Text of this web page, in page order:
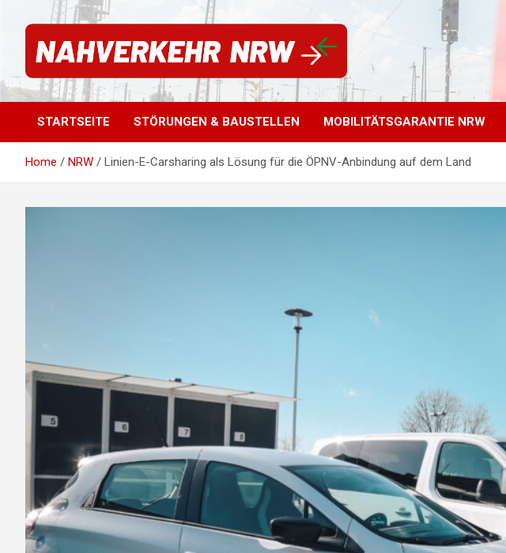
Nahverkehr NRW
Für einen starken Nahverkehr in NRW | #vorwärtsNRW
STARTSEITE STÖRUNGEN & BAUSTELLEN MOBILITÄTSGARANTIE NRW
Home NRW Linien-E-Carsharing als Lösung für die ÖPNV-Anbindung auf dem Land